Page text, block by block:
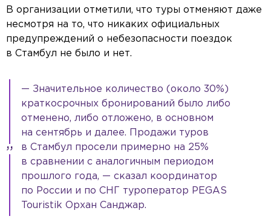
В организации отметили, что туры отменяют даже
несмотря на то, что никаких официальных
предупреждений о небезопасности поездок
в Стамбул не было и нет.
— Значительное количество (около 30%)
краткосрочных бронирований было либо
отменено, либо отложено, в основном
на сентябрь и далее. Продажи туров
в Стамбул просели примерно на 25%
в сравнении с аналогичным периодом
прошлого года, — сказал координатор
по России и по СНГ туроператор PEGAS
Touristik Орхан Санджар.